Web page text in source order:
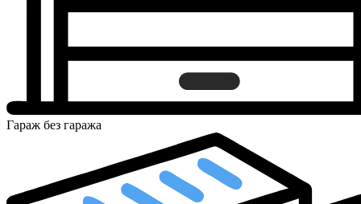
Гараж без гаража